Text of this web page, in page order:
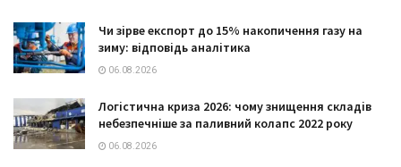
Чи зірве експорт до 15% накопичення газу на
зиму: відповідь аналітика
06.08.2026
Логістична криза 2026: чому знищення складів
небезпечніше за паливний колапс 2022 року
06.08.2026